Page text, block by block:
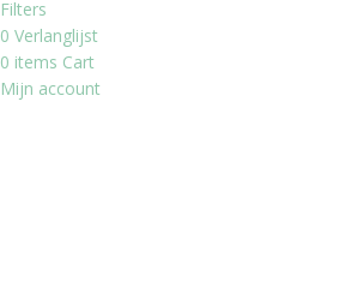
Filters
0 Verlanglijst
0 items Cart
Mijn account